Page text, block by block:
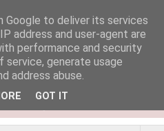
Google to deliver its services
address and user-agent are
performance and security
generate usage
address abuse.
GOT IT